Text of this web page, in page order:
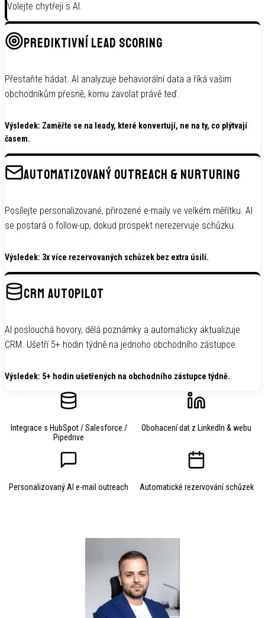
Volejte chytřeji s AI.
PREDIKTIVNÍ LEAD SCORING
Přestaňte hádat. AI analyzuje behaviorální data a říká vašim
obchodníkům přesně, komu zavolat právě teď.
Výsledek: Zaměřte se na leady, které konvertují, ne na ty, co plýtvají
časem.
AUTOMATIZOVANÝ OUTREACH & NURTURING
Posílejte personalizované, přirozené e-maily ve velkém měřítku. AI
se postará o follow-up, dokud prospekt nerezervuje schůzku.
Výsledek: 3x více rezervovaných schůzek bez extra úsilí.
CRM AUTOPILOT
AI poslouchá hovory, dělá poznámky a automaticky aktualizuje
CRM. Ušetří 5+ hodin týdně na jednoho obchodního zástupce.
Výsledek: 5+ hodin ušetřených na obchodního zástupce týdně.
Integrace s HubSpot / Salesforce /
Pipedrive
Obohacení dat z LinkedIn & webu
Personalizovaný AI e-mail outreach Automatické rezervování schůzek